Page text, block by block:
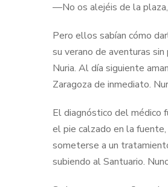
—No os alejéis de la
Pero ellos sabían cómo
su verano de aventuras
Nuria. Al día siguiente
Zaragoza de inmediato.
El diagnóstico del médico
el pie calzado en la
someterse a un
subiendo al Santuario.